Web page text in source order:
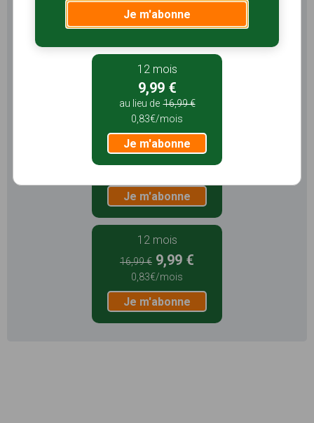
potentiel qu'offre Sentiers en France :
Favoris illimités
Mode hors-connexion
3 mois
5,99 €
Je m'abonne
12 mois
16,99 € 9,99 €
0,83€/mois
Je m'abonne
Je m'abonne
12 mois
9,99 €
au lieu de 16,99 €
0,83€/mois
Je m'abonne